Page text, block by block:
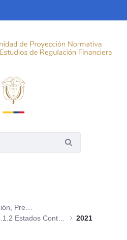
4.1.2 Estados Contables 2021